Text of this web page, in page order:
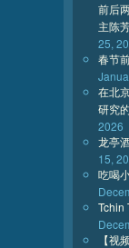
前后
主陈
25,
春节
在北
研究
2026
龙亭
15,
吃喝
Tchin
【视